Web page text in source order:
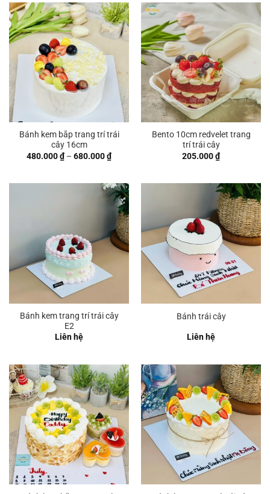
Bánh kem bắp trang trí trái
cây 16cm
480.000₫ – 680.000₫Khoảng
giá:
đến
680.000 ₫
Bento 10cm redvelet trang
trí trái cây
205.000₫
Bánh kem trang trí trái cây
E2
Liên hệ
Bánh trái cây
Liên hệ